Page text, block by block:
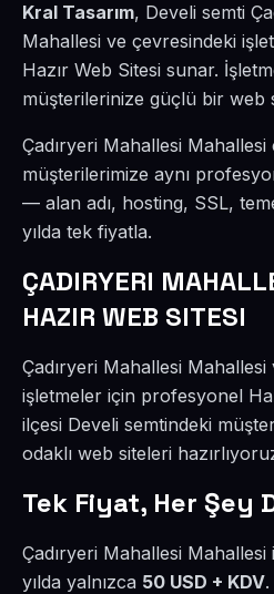
Kral Tasarım, Develi semti
Mahallesi ve çevresindeki
Hazır Web Sitesi sunar.
müşterilerinize güçlü bir web
Çadıryeri Mahallesi Mahallesi
müşterilerimize aynı
— alan adı, hosting, SSL,
yılda tek fiyatla.
ÇADIRYERI
HAZIR WEB SITESI
Çadıryeri Mahallesi
işletmeler için profesyonel
ilçesi Develi semtindeki
odaklı web siteleri
Tek Fiyat, Her Şey
Çadıryeri Mahallesi
yılda yalnızca 50 USD + KDV